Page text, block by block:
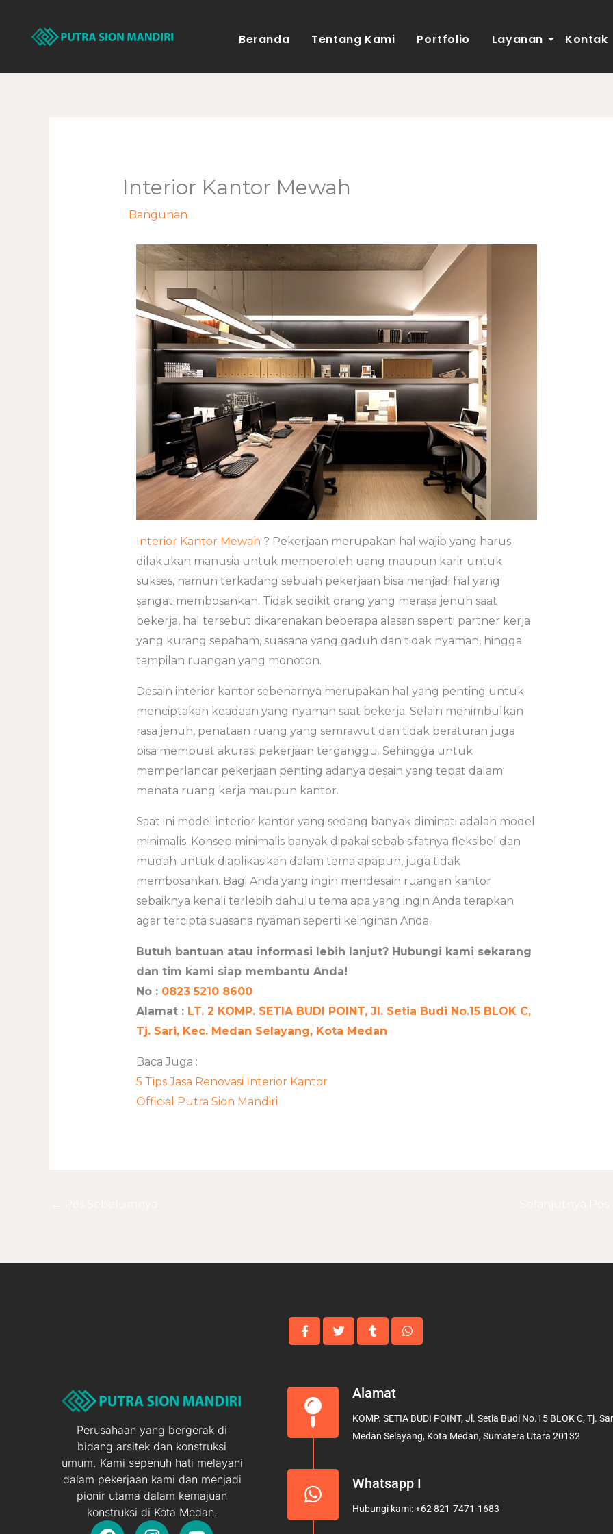
konten
Beranda Tentang Kami Portfolio Layanan Kontak
Interior Kantor Mewah
Bangunan
Interior Kantor Mewah ? Pekerjaan merupakan hal wajib yang harus
dilakukan manusia untuk memperoleh uang maupun karir untuk
sukses, namun terkadang sebuah pekerjaan bisa menjadi hal yang
sangat membosankan. Tidak sedikit orang yang merasa jenuh saat
bekerja, hal tersebut dikarenakan beberapa alasan seperti partner kerja
yang kurang sepaham, suasana yang gaduh dan tidak nyaman, hingga
tampilan ruangan yang monoton.
Desain interior kantor sebenarnya merupakan hal yang penting untuk
menciptakan keadaan yang nyaman saat bekerja. Selain menimbulkan
rasa jenuh, penataan ruang yang semrawut dan tidak beraturan juga
bisa membuat akurasi pekerjaan terganggu. Sehingga untuk
memperlancar pekerjaan penting adanya desain yang tepat dalam
menata ruang kerja maupun kantor.
Saat ini model interior kantor yang sedang banyak diminati adalah model
minimalis. Konsep minimalis banyak dipakai sebab sifatnya fleksibel dan
mudah untuk diaplikasikan dalam tema apapun, juga tidak
membosankan. Bagi Anda yang ingin mendesain ruangan kantor
sebaiknya kenali terlebih dahulu tema apa yang ingin Anda terapkan
agar tercipta suasana nyaman seperti keinginan Anda.
Butuh bantuan atau informasi lebih lanjut? Hubungi kami sekarang
dan tim kami siap membantu Anda!
No :0823 5210 8600
Alamat : LT. 2 KOMP. SETIA BUDI POINT, Jl. Setia Budi No.15 BLOK C,
Tj. Sari, Kec. Medan Selayang, Kota Medan
Baca Juga :
5 Tips Jasa Renovasi Interior Kantor
Official Putra Sion Mandiri
Perusahaan yang bergerak di
bidang arsitek dan konstruksi
umum. Kami sepenuh hati melayani
dalam pekerjaan kami dan menjadi
pionir utama dalam kemajuan
konstruksi di Kota Medan.
F I Y
Alamat
KOMP. SETIA BUDI POINT, Jl. Setia Budi No.15 BLOK C, Tj.
Medan Selayang, Kota Medan, Sumatera Utara 20132
Whatsapp I
Hubungi kami: +62 821-7471-1683